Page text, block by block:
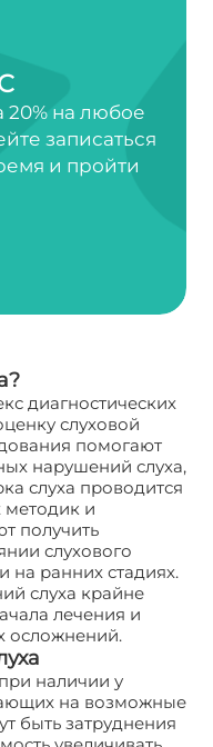
20% на любое
записаться
и пройти
диагностических
слуховой
помогают
нарушений слуха,
слуха проводится
методик и
получить
слухового
на ранних стадиях.
слуха крайне
лечения и
осложнений.
наличии у
на возможные
быть затруднения